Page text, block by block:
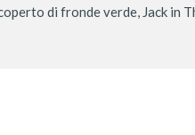
di fronde verde, Jack in